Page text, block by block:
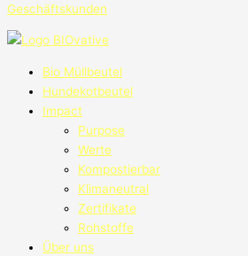
Geschäftskunden
Bio Müllbeutel
Hundekotbeutel
Impact
Purpose
Werte
Kompostierbar
Klimaneutral
Zertifikate
Rohstoffe
Über uns